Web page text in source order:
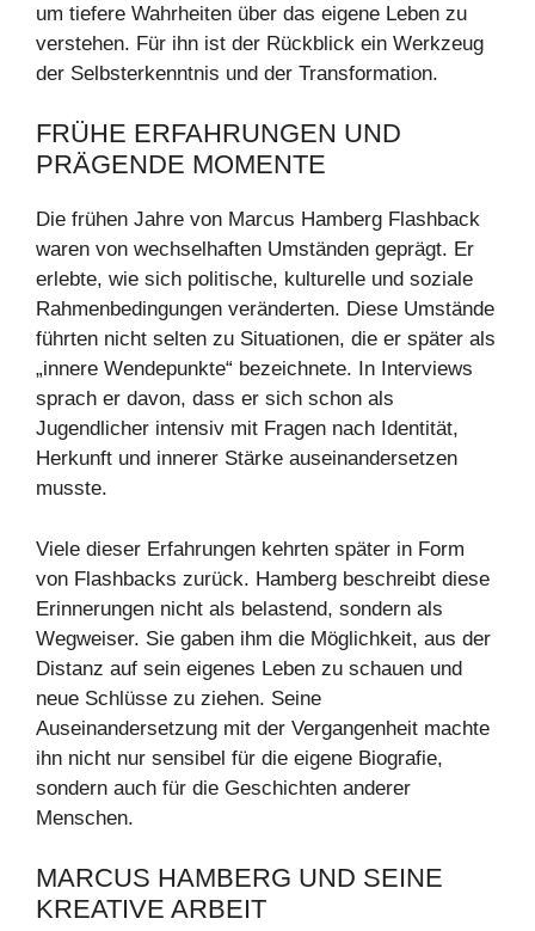
um tiefere Wahrheiten über das eigene Leben zu
verstehen. Für ihn ist der Rückblick ein Werkzeug
der Selbsterkenntnis und der Transformation.
FRÜHE ERFAHRUNGEN UND
PRÄGENDE MOMENTE
Die frühen Jahre von Marcus Hamberg Flashback
waren von wechselhaften Umständen geprägt. Er
erlebte, wie sich politische, kulturelle und soziale
Rahmenbedingungen veränderten. Diese Umstände
führten nicht selten zu Situationen, die er später als
„innere Wendepunkte“ bezeichnete. In Interviews
sprach er davon, dass er sich schon als
Jugendlicher intensiv mit Fragen nach Identität,
Herkunft und innerer Stärke auseinandersetzen
musste.
Viele dieser Erfahrungen kehrten später in Form
von Flashbacks zurück. Hamberg beschreibt diese
Erinnerungen nicht als belastend, sondern als
Wegweiser. Sie gaben ihm die Möglichkeit, aus der
Distanz auf sein eigenes Leben zu schauen und
neue Schlüsse zu ziehen. Seine
Auseinandersetzung mit der Vergangenheit machte
ihn nicht nur sensibel für die eigene Biografie,
sondern auch für die Geschichten anderer
Menschen.
MARCUS HAMBERG UND SEINE
KREATIVE ARBEIT